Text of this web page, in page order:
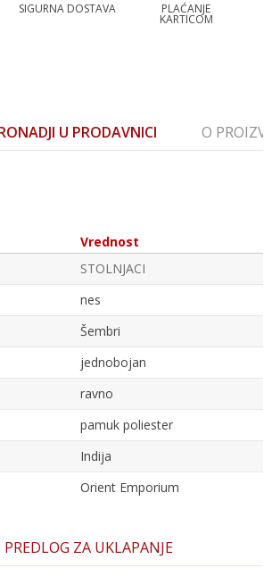
SIGURNA DOSTAVA PLAĆANJE
KARTICOM
U PRODAVNICI O
Vrednost
STOLNJACI
nes
Šembri
jednobojan
ravno
pamuk poliester
Indija
Orient Emporium
PREDLOG ZA UKLAPANJE